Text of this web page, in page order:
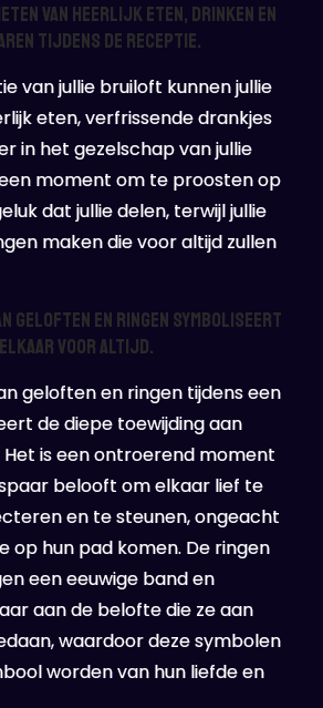
van heerlijk eten, drinken en
tijdens de receptie.
van jullie bruiloft kunnen jullie
eten, verfrissende drankjes
in het gezelschap van jullie
moment om te proosten op
dat jullie delen, terwijl jullie
maken die voor altijd zullen
geloften en ringen symboliseert
voor altijd.
geloften en ringen tijdens een
de diepe toewijding aan
is een ontroerend moment
belooft om elkaar lief te
en te steunen, ongeacht
op hun pad komen. De ringen
een eeuwige band en
aan de belofte die ze aan
waardoor deze symbolen
worden van hun liefde en